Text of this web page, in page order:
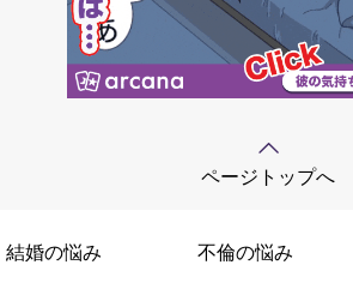
ページトップへ
結婚の悩み 不倫の悩み